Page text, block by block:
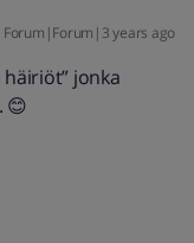
Forum|Forum|3 years ago
häiriöt” jonka
😊